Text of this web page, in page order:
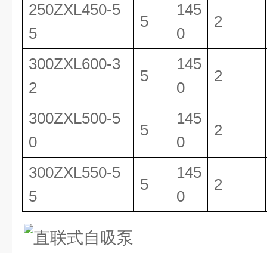
250ZXL450-5
5
5
145
0
2
300ZXL600-3
2
5
145
0
2
300ZXL500-5
0
5
145
0
2
300ZXL550-5
5
5
145
0
2